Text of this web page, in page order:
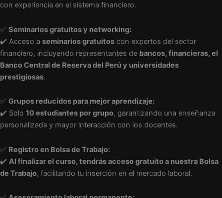
con experiencia en el sistema financiero.
✅ Seminarios gratuitos y networking:
✔️ Acceso a seminarios gratuitos con expertos del sector
financiero, incluyendo representantes de bancos, financieras, el
Banco Central de Reserva del Perú y universidades
prestigiosas.
✅ Grupos reducidos para mejor aprendizaje:
✔️ Solo 10 estudiantes por grupo, garantizando una enseñanza
personalizada y mayor interacción con los docentes.
✅ Registro en Bolsa de Trabajo:
✔️ Al finalizar el curso, tendrás acceso gratuito a nuestra Bolsa
de Trabajo, facilitando tu inserción en el mercado laboral.